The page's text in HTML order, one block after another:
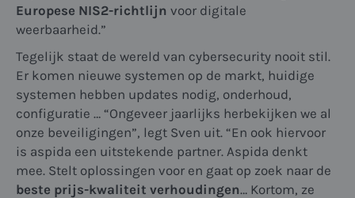
Europese NIS2-richtlijn voor digitale
weerbaarheid.”
Tegelijk staat de wereld van cybersecurity nooit stil.
Er komen nieuwe systemen op de markt, huidige
systemen hebben updates nodig, onderhoud,
configuratie … “Ongeveer jaarlijks herbekijken we al
onze beveiligingen”, legt Sven uit. “En ook hiervoor
is aspida een uitstekende partner. Aspida denkt
mee. Stelt oplossingen voor en gaat op zoek naar de
beste prijs-kwaliteit verhoudingen… Kortom, ze